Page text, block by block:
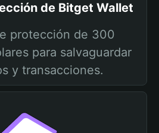
de Bitget Wallet
protección de 300
para salvaguardar
y transacciones.